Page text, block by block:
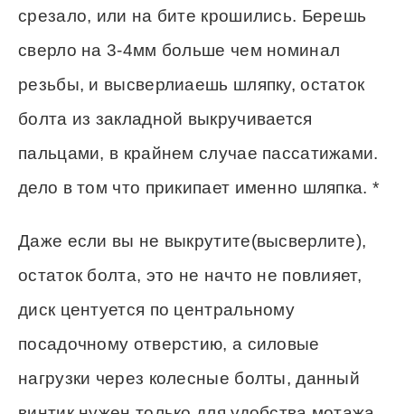
срезало, или на бите крошились. Берешь
сверло на 3-4мм больше чем номинал
резьбы, и высверлиаешь шляпку, остаток
болта из закладной выкручивается
пальцами, в крайнем случае пассатижами.
дело в том что прикипает именно шляпка. *
Даже если вы не выкрутите(высверлите),
остаток болта, это не начто не повлияет,
диск центуется по центральному
посадочному отверстию, а силовые
нагрузки через колесные болты, данный